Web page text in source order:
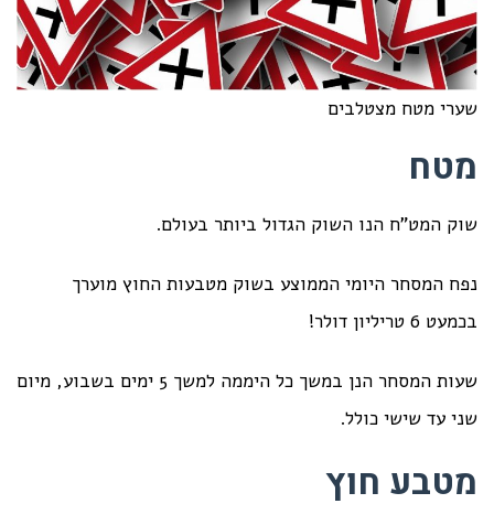
שערי מטח מצטלבים
מטח
שוק המט"ח הנו השוק הגדול ביותר בעולם.
נפח המסחר היומי הממוצע בשוק מטבעות החוץ מוערך
בכמעט 6 טריליון דולר!
שעות המסחר הנן במשך כל היממה למשך 5 ימים בשבוע, מיום
שני עד שישי כולל.
מטבע חוץ